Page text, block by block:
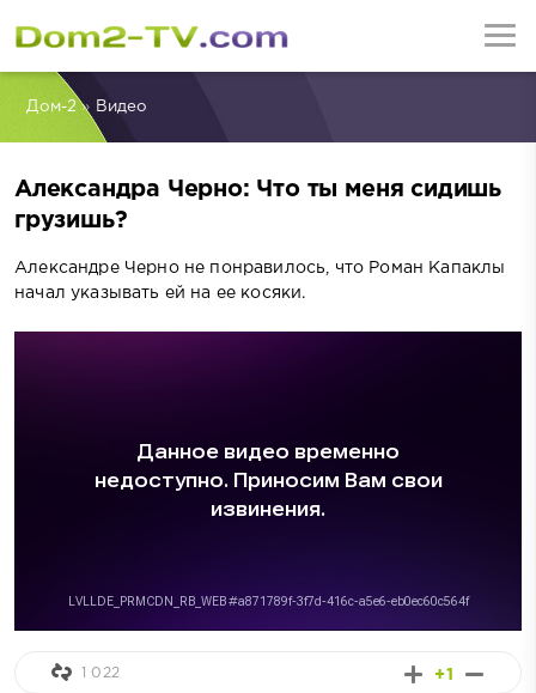
Дом-2» Видео
Александра Черно: Что ты меня сидишь
грузишь?
Александре Черно не понравилось, что Роман Капаклы
начал указывать ей на ее косяки.
+1
1 022